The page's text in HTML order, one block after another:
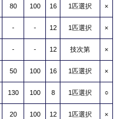
80 100 16 1匹選択 ×
- - 12 1匹選択 ×
- - 12 技次第 ×
50 100 16 1匹選択 ×
130 100 8 1匹選択 ○
20 100 12 1匹選択 ×